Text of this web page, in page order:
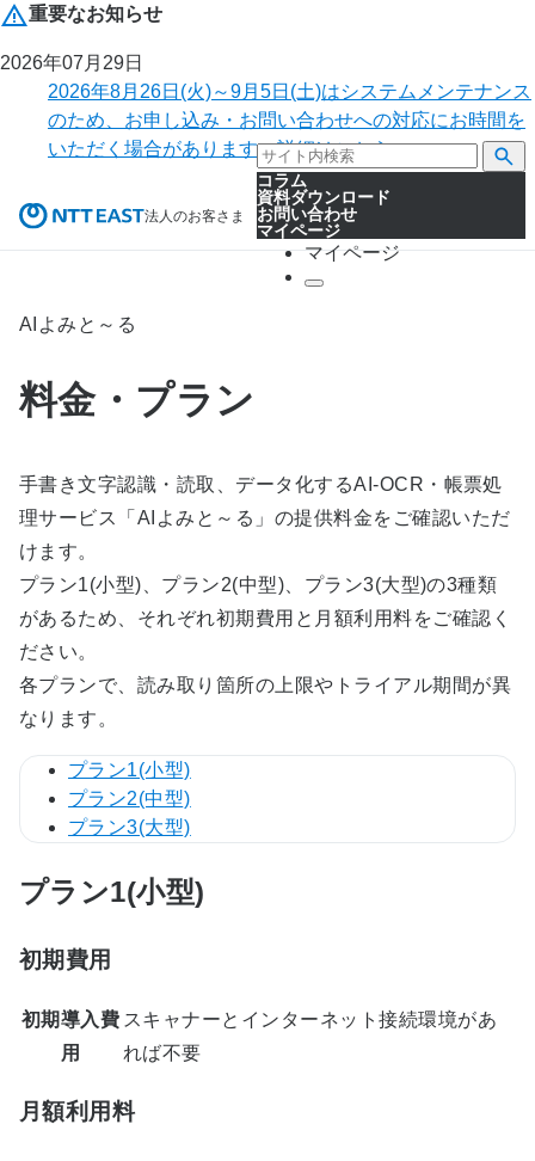
重要なお知らせ
2026年07月29日
2026年8月26日(火)～9月5日(土)はシステムメンテナンス
のため、お申し込み・お問い合わせへの対応にお時間を
いただく場合があります。詳細はこちら。
法人のお客さま
コラム
資料ダウンロード
お問い合わせ
マイページ
マイページ
AIよみと～る
料金・プラン
手書き文字認識・読取、データ化するAI-OCR・帳票処
理サービス「AIよみと～る」の提供料金をご確認いただ
けます。
プラン1(小型)、プラン2(中型)、プラン3(大型)の3種類
があるため、それぞれ初期費用と月額利用料をご確認く
ださい。
各プランで、読み取り箇所の上限やトライアル期間が異
なります。
プラン1(小型)
プラン2(中型)
プラン3(大型)
プラン1(小型)
初期費用
初期導入費
用
スキャナーとインターネット接続環境があ
れば不要
月額利用料